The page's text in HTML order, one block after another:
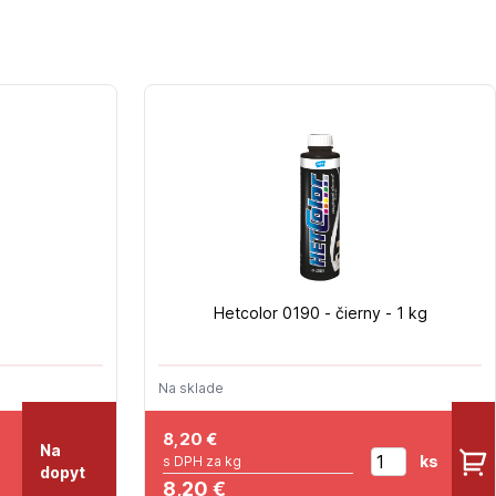
Na
dopyt
Hetcolor 0190 - čierny - 1 kg
Na sklade
8,20 €
s DPH za kg
8,20 €
ks